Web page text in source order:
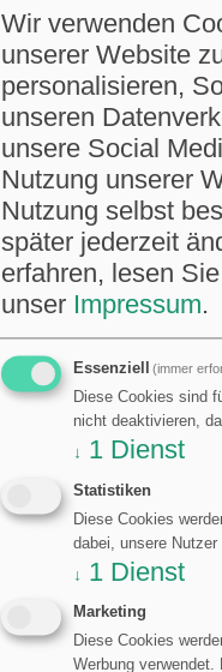
Wir verwenden
unserer Website
personalisieren,
unseren
unsere Social
Nutzung unserer
Nutzung selbst
später jederzeit
erfahren, lesen
unser Impressum.
Essenziell (immer
Diese Cookies sind
nicht deaktivieren,
↓ 1 Dienst
Statistiken
Diese Cookies
dabei, unsere
↓ 1 Dienst
Marketing
Diese Cookies
Werbung